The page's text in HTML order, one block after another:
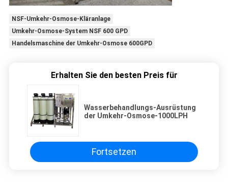
NSF-Umkehr-Osmose-Kläranlage
Umkehr-Osmose-System NSF 600 GPD
Handelsmaschine der Umkehr-Osmose 600GPD
Erhalten Sie den besten Preis für
Wasserbehandlungs-Ausrüstung
der Umkehr-Osmose-1000LPH
Fortsetzen